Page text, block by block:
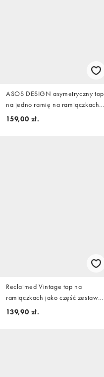
ASOS DESIGN asymetryczny top
na jedno ramię na ramiączkach
w groszki, część zestawu
159,00 zł.
Reclaimed Vintage top na
ramiączkach jako część zestawu
w brązowe groszki
139,90 zł.